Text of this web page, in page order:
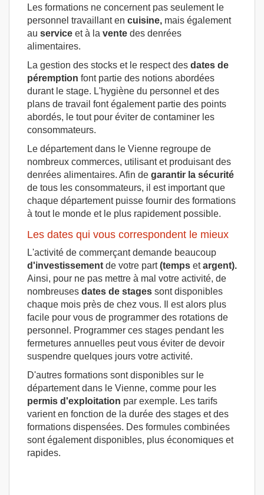
Les formations ne concernent pas seulement le
personnel travaillant en cuisine, mais également
au service et à la vente des denrées
alimentaires.
La gestion des stocks et le respect des dates de
péremption font partie des notions abordées
durant le stage. L'hygiène du personnel et des
plans de travail font également partie des points
abordés, le tout pour éviter de contaminer les
consommateurs.
Le département dans le Vienne regroupe de
nombreux commerces, utilisant et produisant des
denrées alimentaires. Afin de garantir la sécurité
de tous les consommateurs, il est important que
chaque département puisse fournir des formations
à tout le monde et le plus rapidement possible.
Les dates qui vous correspondent le mieux
L'activité de commerçant demande beaucoup
d'investissement de votre part(temps etargent).
Ainsi, pour ne pas mettre à mal votre activité, de
nombreuses dates de stages sont disponibles
chaque mois près de chez vous. Il est alors plus
facile pour vous de programmer des rotations de
personnel. Programmer ces stages pendant les
fermetures annuelles peut vous éviter de devoir
suspendre quelques jours votre activité.
D'autres formations sont disponibles sur le
département dans le Vienne, comme pour les
permis d'exploitation par exemple. Les tarifs
varient en fonction de la durée des stages et des
formations dispensées. Des formules combinées
sont également disponibles, plus économiques et
rapides.